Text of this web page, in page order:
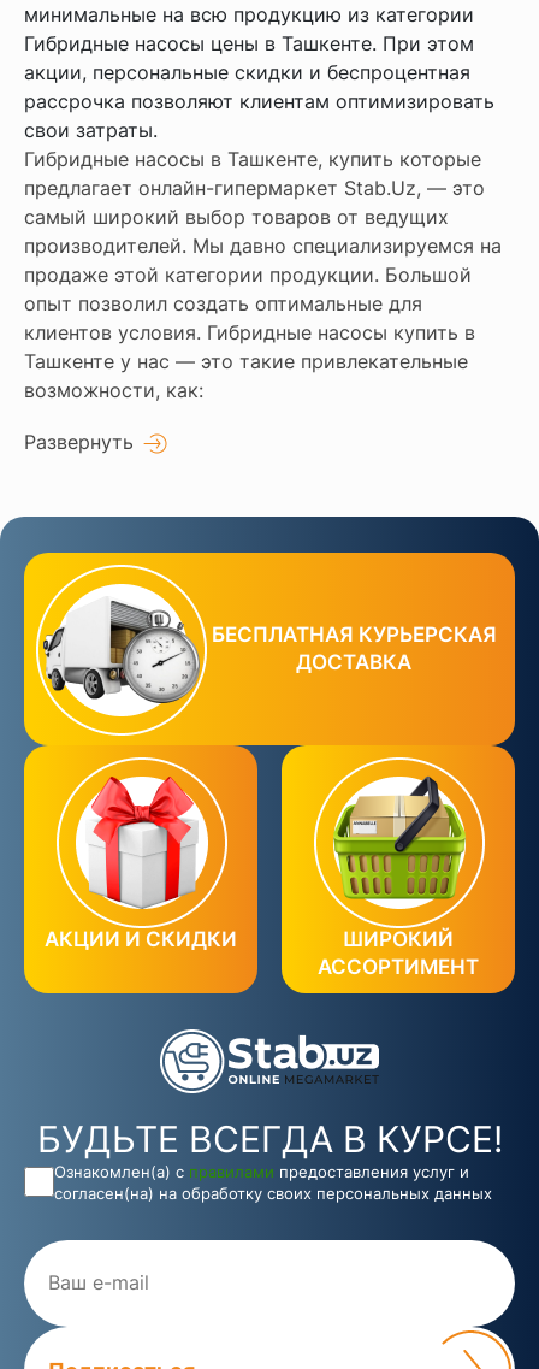
минимальные на всю продукцию из категории
Гибридные насосы цены в Ташкенте. При этом
акции, персональные скидки и беспроцентная
рассрочка позволяют клиентам оптимизировать
свои затраты.
Гибридные насосы в Ташкенте, купить которые
предлагает онлайн-гипермаркет Stab.Uz, — это
самый широкий выбор товаров от ведущих
производителей. Мы давно специализируемся на
продаже этой категории продукции. Большой
опыт позволил создать оптимальные для
клиентов условия. Гибридные насосы купить в
Ташкенте у нас — это такие привлекательные
возможности, как:
Развернуть
БЕСПЛАТНАЯ КУРЬЕРСКАЯ
ДОСТАВКА
АКЦИИ И СКИДКИ
ШИРОКИЙ
АССОРТИМЕНТ
БУДЬТЕ ВСЕГДА В КУРСЕ!
Ознакомлен(а) с правилами предоставления услуг и
согласен(на) на обработку своих персональных данных